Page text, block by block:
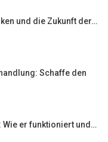
und die Zukunft der…
Schaffe den
Wie er funktioniert und…